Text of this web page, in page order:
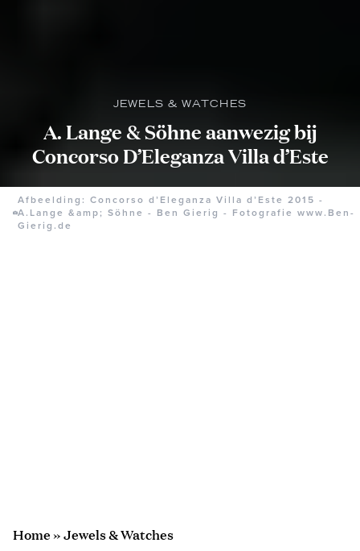
JEWELS & WATCHES
A. Lange & Söhne aanwezig bij
Concorso D’Eleganza Villa d’Este
Afbeelding: Concorso d’Eleganza Villa d’Este 2015 -
A.Lange &amp; Söhne - Ben Gierig - Fotografie www.Ben-
Gierig.de
Home»Jewels & Watches